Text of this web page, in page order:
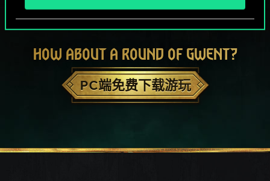
HOW ABOUT A ROUND OF GWENT?
PC端免费下载游玩